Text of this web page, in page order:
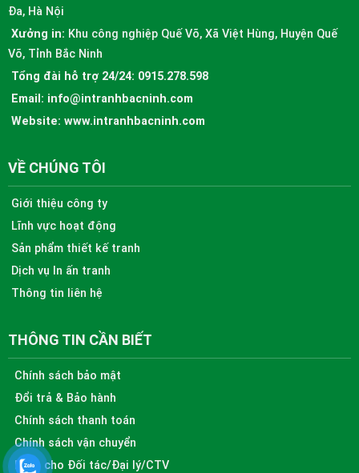
Đa, Hà Nội
Xưởng in: Khu công nghiệp Quế Võ, Xã Việt Hùng, Huyện Quế
Võ, Tỉnh Bắc Ninh
Tổng đài hỗ trợ 24/24: 0915.278.598
Email: info@intranhbacninh.com
Website: www.intranhbacninh.com
VỀ CHÚNG TÔI
Giới thiệu công ty
Lĩnh vực hoạt động
Sản phẩm thiết kế tranh
Dịch vụ In ấn tranh
Thông tin liên hệ
THÔNG TIN CẦN BIẾT
Chính sách bảo mật
Đổi trả & Bảo hành
Chính sách thanh toán
Chính sách vận chuyển
Dành cho Đối tác/Đại lý/CTV